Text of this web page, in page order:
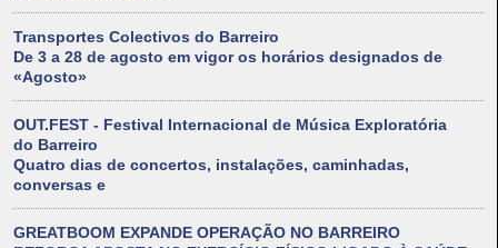
Transportes Colectivos do Barreiro
De 3 a 28 de agosto em vigor os horários designados de
«Agosto»
OUT.FEST - Festival Internacional de Música Exploratória
do Barreiro
Quatro dias de concertos, instalações, caminhadas,
conversas e
GREATBOOM EXPANDE OPERAÇÃO NO BARREIRO